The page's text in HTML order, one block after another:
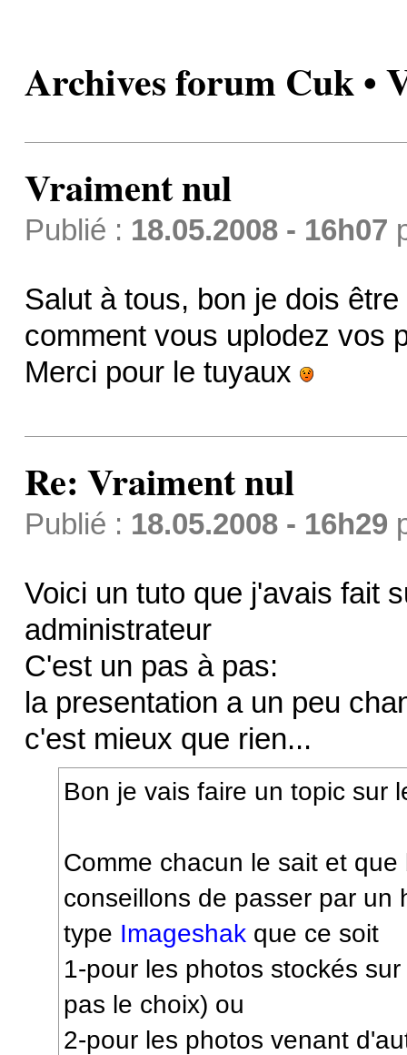
Archives forum Cuk •
Vraiment nul
Publié : 18.05.2008 - 16h07
Salut à tous, bon je dois
comment vous uplodez vos
Merci pour le tuyaux
Re: Vraiment nul
Publié : 18.05.2008 - 16h29
Voici un tuto que j'avais fait
administrateur
C'est un pas à pas:
la presentation a un peu
c'est mieux que rien...
Bon je vais faire un topic sur
Comme chacun le sait et
conseillons de passer par un
type Imageshak que ce soit
1-pour les photos stockés
pas le choix) ou
2-pour les photos venant